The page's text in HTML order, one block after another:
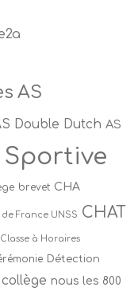
AS
Double Dutch AS
brevet CHA
France UNSS CHAT
Classe à Horaires
Détection
nous les 800